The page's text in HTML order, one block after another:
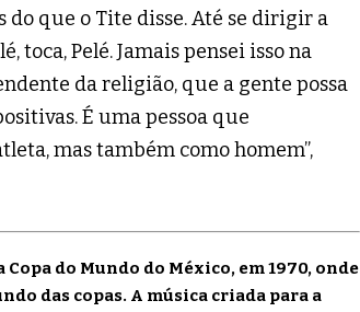
do que o Tite disse. Até se dirigir a
toca, Pelé. Jamais pensei isso na
da religião, que a gente possa
É uma pessoa que
mas também como homem”,
do Mundo do México, em 1970, onde
das copas. A música criada para a